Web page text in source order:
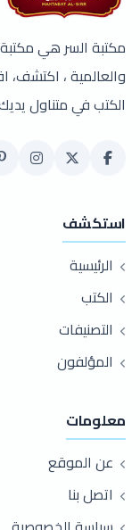
الكتب في متناول
استكشف
الرئيسية
الكتب
التصنيفات
المؤلفون
معلومات
عن الموقع
اتصل بنا